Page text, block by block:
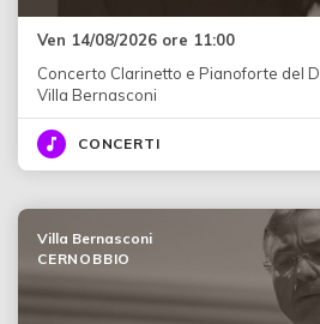
Ven 14/08/2026 ore 11:00
Concerto Clarinetto e Pianoforte del
Villa Bernasconi
CONCERTI
Villa Bernasconi
CERNOBBIO